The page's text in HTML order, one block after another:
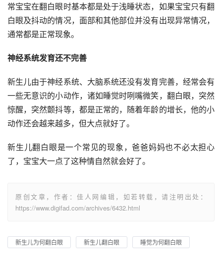
常宝宝在翻白眼时基本都是处于浅睡状态，如果宝宝只有翻
白眼及抖动的情况，面部和其他部位并没有出现异常情况，
通常都是正常现象。
神经系统发育还不完善
新生儿由于神经系统、大脑系统还没有发育完善，经常会有
一些无意识的小动作，诸如睡觉时咧嘴微笑，翻白眼，突然
惊醒，突然颤抖等，都是正常的，随着年龄的增长，他的小
动作还会越来越多，但大点就好了。
新生儿翻白眼是一个常见的现象，爸爸妈妈也不必太担心
了，宝宝大一点了这种情自然就会好了。
原创文章，作者：佳人网编辑，如若转载，请注明出处：
https://www.digifad.com/archives/6432.html
新生儿为何翻白眼 新生儿翻白眼 睡觉为何翻白眼